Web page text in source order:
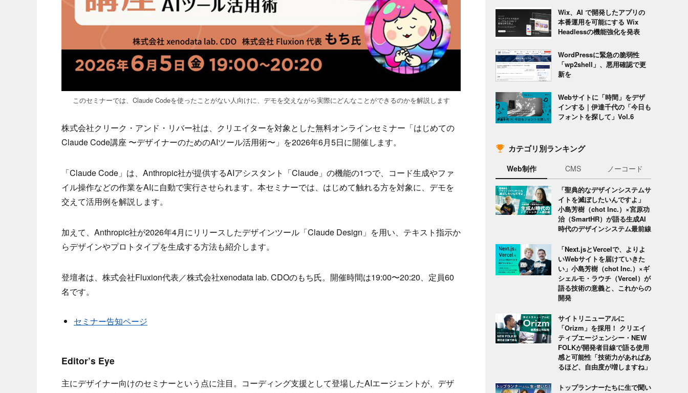
このセミナーでは、Claude Codeを使ったことがない人向けに、デモを交えながら実際にどんなことができるのかを解説します
株式会社クリーク・アンド・リバー社は、クリエイターを対象とした無料オンラインセミナー「はじめての
Claude Code講座 〜デザイナーのためのAIツール活用術〜」を2026年6月5日に開催します。
「Claude Code」は、Anthropic社が提供するAIアシスタント「Claude」の機能の1つで、コード生成やファ
イル操作などの作業をAIに自動で実行させられます。本セミナーでは、はじめて触れる方を対象に、デモを
交えて活用例を解説します。
加えて、Anthropic社が2026年4月にリリースしたデザインツール「Claude Design」を用い、テキスト指示か
らデザインやプロトタイプを生成する方法も紹介します。
登壇者は、株式会社Fluxion代表／株式会社xenodata lab. CDOのもち氏。開催時間は19:00〜20:20、定員60
名です。
セミナー告知ページ
Editor’s Eye
主にデザイナー向けのセミナーという点に注目。コーディング支援として登場したAIエージェントが、デザ
Wix、AI で開発したアプリの
本番運用を可能にする Wix
Headlessの機能強化を発表
WordPressに緊急の脆弱性
「wp2shell」、悪用確認で更
新を
Webサイトに「時間」をデザ
インする｜伊達千代の「今日も
フォントを探して」Vol.6
カテゴリ別ランキング
Web制作 CMS ノーコード
「聖典的なデザインシステムサ
イトを滅ぼしたいんですよ」
小島芳樹（chot Inc.）×宮原功
治（SmartHR）が語る生成AI
時代のデザインシステム最前線
「Next.jsとVercelで、よりよ
いWebサイトを届けていきた
い」小島芳樹（chot Inc.）×ギ
シェルモ・ラウチ（Vercel）が
語る技術の意義と、これからの
開発
サイトリニューアルに
「Orizm」を採用！ クリエイ
ティブエージェンシー・NEW
FOLKが開発者目線で語る使用
感と可能性「技術力があればあ
るほど、自由度が増しますね」
トップランナーたちに生で聞い